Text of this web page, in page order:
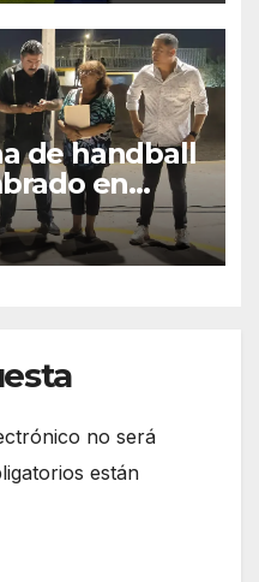
de handball
en
de
no será
están